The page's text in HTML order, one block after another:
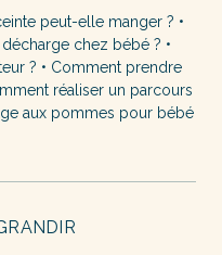
peut-elle manger ? •
chez bébé ? •
? • Comment prendre
réaliser un parcours
aux pommes pour bébé